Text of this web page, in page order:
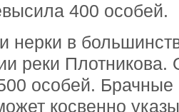
400 особей.
нерки в
реки
особей.
косвенно